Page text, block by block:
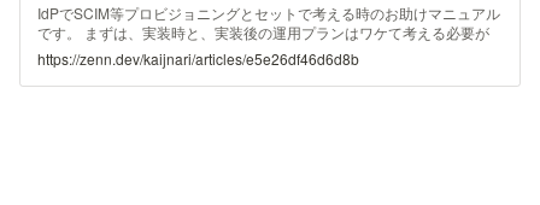
IdPでSCIM等プロビジョニングとセットで考える時のお助けマニュアル
です。 まずは、実装時と、実装後の運用プランはワケて考える必要が
あります。 用語の整理 SP : サービスプロバイダー、SaaS側の事 IdP :
IDプロバイダー、OktaやOnelogin,AzureAD等 必ずSSO経由じゃないと
駄目なのか。 特定アカウントをバイパスする事ができるのか？ 管理者
https://zenn.dev/kaijnari/articles/e5e26df46d6d8b